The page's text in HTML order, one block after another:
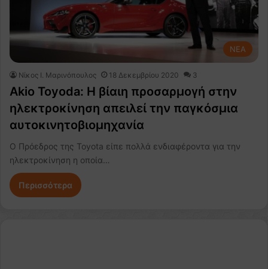
NEA
Nίκος Ι. Mαρινόπουλος 18 Δεκεμβρίου 2020 3
Akio Toyoda: Η βίαιη προσαρμογή στην
ηλεκτροκίνηση απειλεί την παγκόσμια
αυτοκινητοβιομηχανία
Ο Πρόεδρος της Toyota είπε πολλά ενδιαφέροντα για την
ηλεκτροκίνηση η οποία…
Περισσότερα